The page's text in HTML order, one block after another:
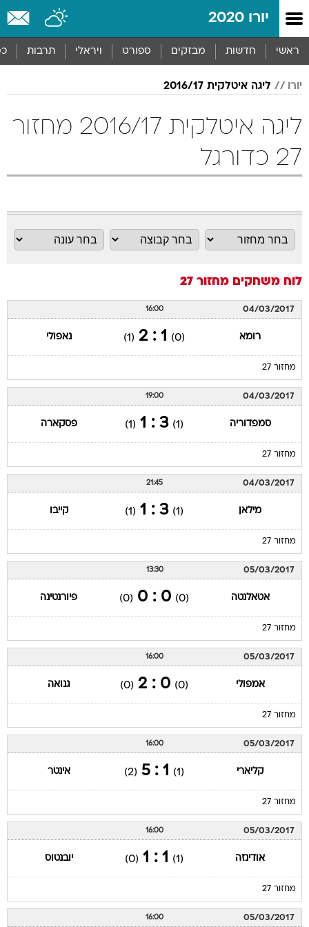
יורו 2020
ראשי חדשות מבזקים ספורט ויראלי תרבות
יורו ליגה איטלקית 2016/17
ליגה איטלקית 2016/17 מחזור
27 כדורגל
לוח משחקים מחזור 27
04/03/2017
16:00
רומא (0)
1 : 2
(1) נאפולי
מחזור 27
04/03/2017
19:00
סמפדוריה (1)
3 : 1
(1) פסקארה
מחזור 27
04/03/2017
21:45
מילאן (1)
3 : 1
(1) קייבו
מחזור 27
05/03/2017
13:30
אטאלנטה (0)
0 : 0
(0) פיורנטינה
מחזור 27
05/03/2017
16:00
אמפולי (0)
0 : 2
(0) גנואה
מחזור 27
05/03/2017
16:00
קליארי (1)
1 : 5
(2) אינטר
מחזור 27
05/03/2017
16:00
אודינזה (1)
1 : 1
(0) יובנטוס
מחזור 27
05/03/2017
16:00